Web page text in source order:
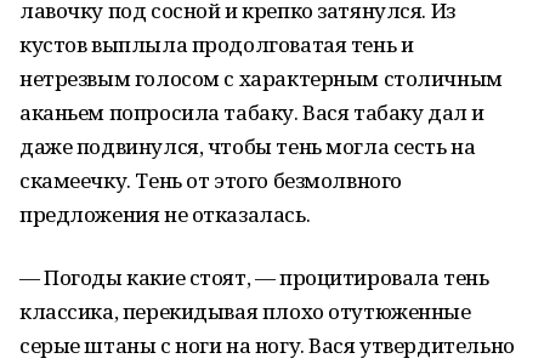
лавочку под сосной и крепко затянулся. Из
кустов выплыла продолговатая тень и
нетрезвым голосом с характерным столичным
аканьем попросила табаку. Вася табаку дал и
даже подвинулся, чтобы тень могла сесть на
скамеечку. Тень от этого безмолвного
предложения не отказалась.
— Погоды какие стоят, — процитировала тень
классика, перекидывая плохо отутюженные
серые штаны с ноги на ногу. Вася утвердительно